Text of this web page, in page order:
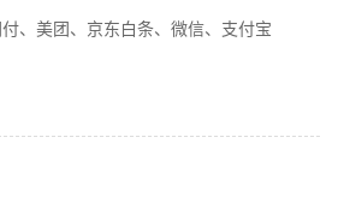
、美团、京东白条、微信、支付宝